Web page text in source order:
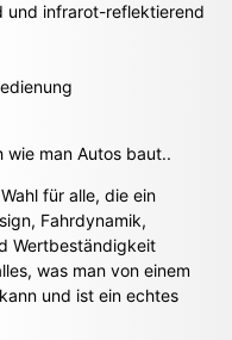
und infrarot-reflektierend
man Autos baut..
für alle, die ein
Fahrdynamik,
Wertbeständigkeit
was man von einem
und ist ein echtes